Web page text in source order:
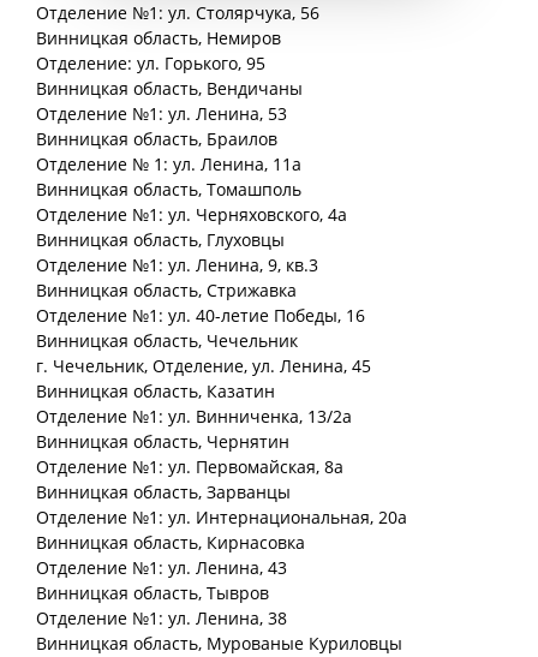
Отделение №1: ул. Столярчука, 56
Винницкая область, Немиров
Отделение: ул. Горького, 95
Винницкая область, Вендичаны
Отделение №1: ул. Ленина, 53
Винницкая область, Браилов
Отделение № 1: ул. Ленина, 11а
Винницкая область, Томашполь
Отделение №1: ул. Черняховского, 4а
Винницкая область, Глуховцы
Отделение №1: ул. Ленина, 9, кв.3
Винницкая область, Стрижавка
Отделение №1: ул. 40-летие Победы, 16
Винницкая область, Чечельник
г. Чечельник, Отделение, ул. Ленина, 45
Винницкая область, Казатин
Отделение №1: ул. Винниченка, 13/2а
Винницкая область, Чернятин
Отделение №1: ул. Первомайская, 8а
Винницкая область, Зарванцы
Отделение №1: ул. Интернациональная, 20а
Винницкая область, Кирнасовка
Отделение №1: ул. Ленина, 43
Винницкая область, Тывров
Отделение №1: ул. Ленина, 38
Винницкая область, Мурованые Куриловцы